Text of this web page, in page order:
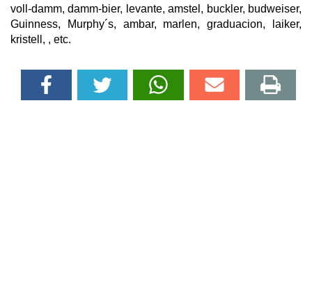
voll-damm, damm-bier, levante, amstel, buckler, budweiser,
Guinness, Murphy´s, ambar, marlen, graduacion, laiker,
kristell, , etc.